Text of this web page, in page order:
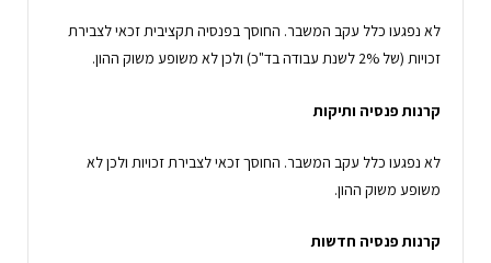
לא נפגעו כלל עקב המשבר. החוסך בפנסיה תקציבית זכאי לצבירת
זכויות (של 2% לשנת עבודה בד"כ) ולכן לא משופע משוק ההון.
קרנות פנסיה ותיקות
לא נפגעו כלל עקב המשבר. החוסך זכאי לצבירת זכויות ולכן לא
משופע משוק ההון.
קרנות פנסיה חדשות